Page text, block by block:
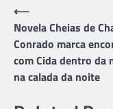
Navegação
de
Post
⟵
Novela Cheias de
Conrado marca
com Cida dentro da
na calada da noite